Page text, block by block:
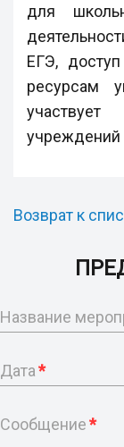
для
ЕГЭ,
ресурсам
учреждений
Возврат к
Название
Дата*
Сообщение*